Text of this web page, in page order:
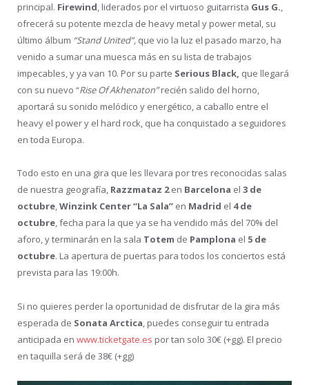
principal. Firewind, liderados por el virtuoso guitarrista Gus G.,
ofrecerá su potente mezcla de heavy metal y power metal, su
último álbum “Stand United”, que vio la luz el pasado marzo, ha
venido a sumar una muesca más en su lista de trabajos
impecables, y ya van 10. Por su parte Serious Black, que llegará
con su nuevo “Rise Of Akhenaton”recién salido del horno,
aportará su sonido melódico y energético, a caballo entre el
heavy el power y el hard rock, que ha conquistado a seguidores
en toda Europa.
Todo esto en una gira que les llevara por tres reconocidas salas
de nuestra geografía, Razzmataz 2en Barcelona el 3 de
octubre,Winzink Center “La Sala” en Madrid el 4 de
octubre, fecha para la que ya se ha vendido más del 70% del
aforo, y terminarán en la sala Totem de Pamplona el 5 de
octubre. La apertura de puertas para todos los conciertos está
prevista para las 19:00h.
Si no quieres perder la oportunidad de disfrutar de la gira más
esperada de Sonata Arctica , puedes conseguir tu entrada
anticipada en www.ticketgate.es por tan solo 30€ (+gg). El precio
en taquilla será de 38€ (+gg)